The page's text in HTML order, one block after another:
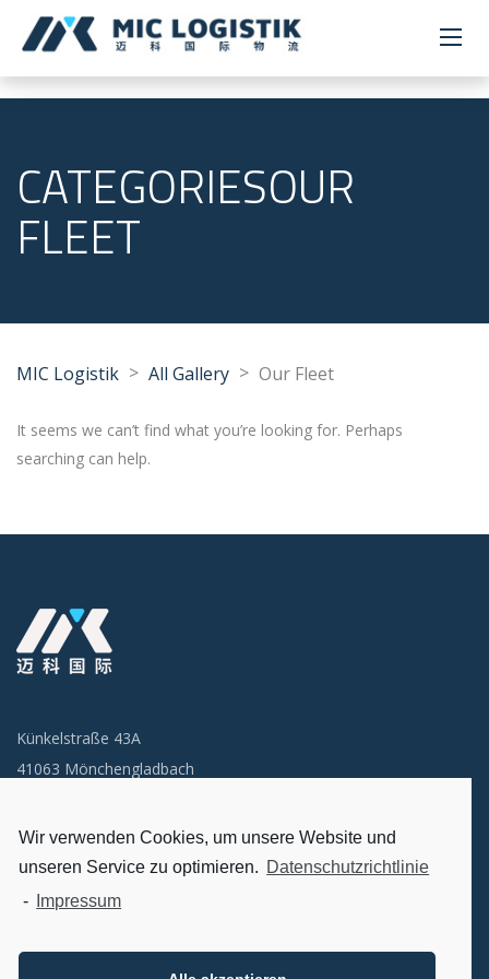
Wir verwenden Cookies, um unsere Website und
unseren Service zu optimieren. Datenschutzrichtlinie
-
Impressum
CATEGORIESOUR
FLEET
MIC Logistik > All Gallery > Our Fleet
It seems we can’t find what you’re looking for. Perhaps
searching can help.
Künkelstraße 43A
41063 Mönchengladbach
首页
关于我们
联系我们